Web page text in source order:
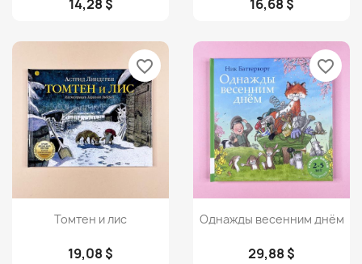
14,28 $ 16,68 $
Просмотр
Томтен и лис
19,08 $
favorite_border
Просмотр
Однажды весенним днём
29,88 $
favorite_border